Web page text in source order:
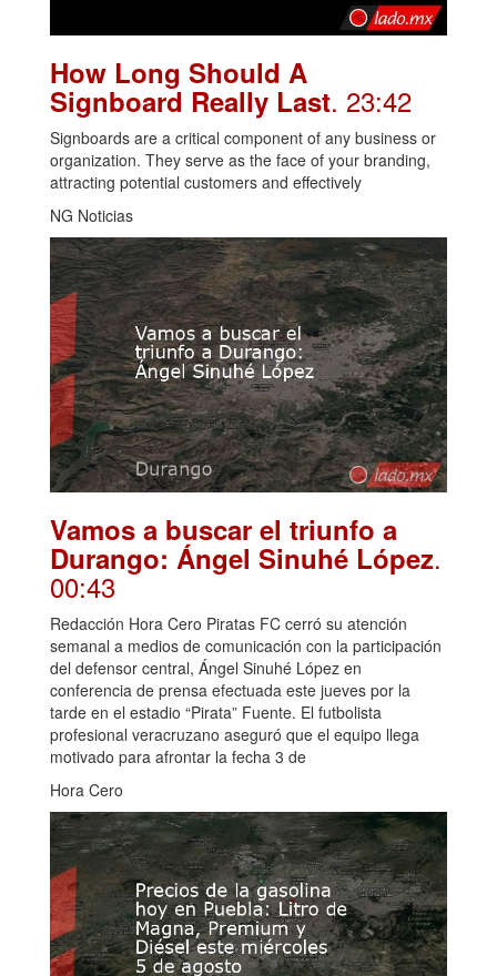
How Long Should A
Signboard Really Last. 23:42
Signboards are a critical component of any business or
organization. They serve as the face of your branding,
attracting potential customers and effectively
NG Noticias
Vamos a buscar el triunfo a
Durango: Ángel Sinuhé López.
00:43
Redacción Hora Cero Piratas FC cerró su atención
semanal a medios de comunicación con la participación
del defensor central, Ángel Sinuhé López en
conferencia de prensa efectuada este jueves por la
tarde en el estadio “Pirata” Fuente. El futbolista
profesional veracruzano aseguró que el equipo llega
motivado para afrontar la fecha 3 de
Hora Cero